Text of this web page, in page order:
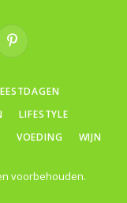
Pinterest
LIFESTYLE
VOEDING WIJN
voorbehouden.